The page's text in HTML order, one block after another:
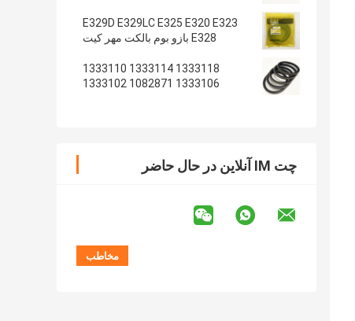
E329D E329LC E325 E320 E323
E328 بازو بوم بالکت مهر کیت
1333118 1333114 1333110
1333106 1082871 1333102
چت IM آنلاین در حال حاضر